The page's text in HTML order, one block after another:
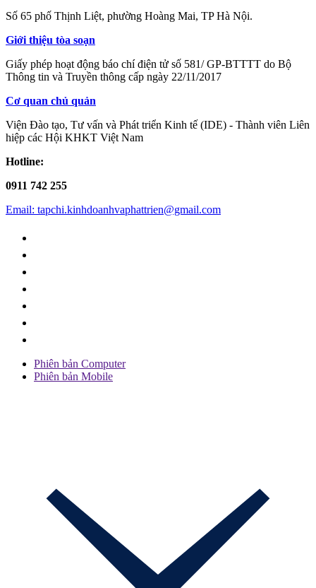
Số 65 phố Thịnh Liệt, phường Hoàng Mai, TP Hà Nội.
Giới thiệu tòa soạn
Giấy phép hoạt động báo chí điện tử số 581/ GP-BTTTT do Bộ
Thông tin và Truyền thông cấp ngày 22/11/2017
Cơ quan chủ quản
Viện Đào tạo, Tư vấn và Phát triển Kinh tế (IDE) - Thành viên Liên
hiệp các Hội KHKT Việt Nam
Hotline:
0911 742 255
Email: tapchi.kinhdoanhvaphattrien@gmail.com
Phiên bản Computer
Phiên bản Mobile